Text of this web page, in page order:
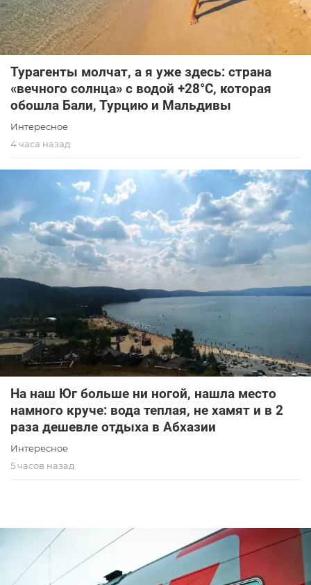
Турагенты молчат, а я уже здесь: страна
«вечного солнца» с водой +28°C, которая
обошла Бали, Турцию и Мальдивы
Интересное
4 часа назад
На наш Юг больше ни ногой, нашла место
намного круче: вода теплая, не хамят и в 2
раза дешевле отдыха в Абхазии
Интересное
5 часов назад